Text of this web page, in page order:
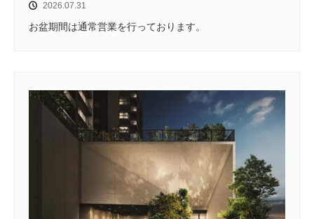
2026.07.31
お盆期間は通常営業を行っております。